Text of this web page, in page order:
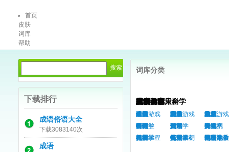
首页
皮肤
词库
帮助
下载排行
成语俗语大全
下载3083140次
成语
词库分类
城市信息大全
全国 广东
北京
上海
云南
安徽
四川
江苏 国外地名
电子游戏
单机游戏 网络游戏 网页游戏
自然科学
生物 化学
数学
物理
其它
天文学
气象学
海洋学 地理地质
人文科学
语言 文学
宗教
历史
哲学
神学
考古
其它 伦理学
社会科学
法律 军事
其它
心理学
政治学
房地产
社会学
伦理学 档案学
工程与应用科学
建筑 化工
其它
造纸
包装
计算机
机械工程
电子工程 钢铁冶金
农林渔畜
农业 林业
渔业
畜牧业
医学
中医 疾病
中药
医疗
其它
外科
兽医
针灸 西药学
艺术
绘画 曲艺
音乐
摄影
舞蹈
陶瓷
雕塑
书法篆刻 刺绣织染
运动休闲
球类 武术
其它
垂钓
奥运
气功
轮滑
棋牌类 太极拳
生活
理财 饮食
旅游
习俗
日常
服饰
礼品
美发 办公文教
娱乐
动漫 明星
汽车
收藏
烟草
宠物
其它
魔术 模型